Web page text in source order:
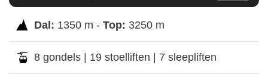
Dal: 1350 m - Top: 3250 m
8 gondels | 19 stoelliften | 7 sleepliften